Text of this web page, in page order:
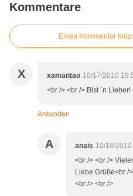
Kommentare
Einen Kommentar
X xamantao 10/17/2010
<br /> <br /> Bist ´n
Antworten
A anais 10/18/2010
<br /> <br />
Liebe Grüße<br /
<br /> <br />